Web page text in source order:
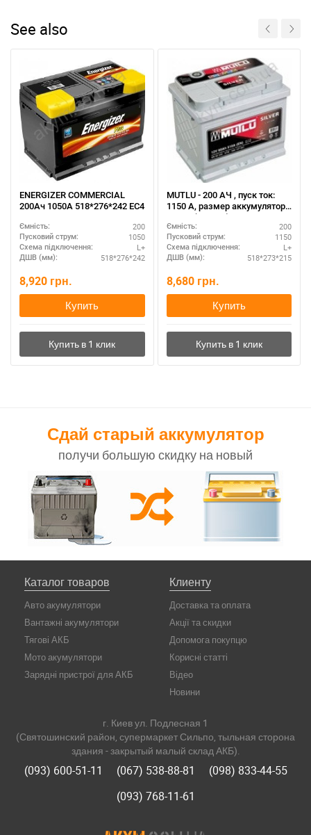
See also
ENERGIZER COMMERCIAL
200Ач 1050А 518*276*242 EC4
Ємність: 200
Пусковий струм: 1050
Схема підключення: L+
ДШВ (мм): 518*276*242
8,920 грн.
Купить
MUTLU - 200 АЧ , пуск ток:
1150 А, размер аккумулятора
Мутлу (Турция): 518 Х 273 Х
215 мм.
Ємність: 200
Пусковий струм: 1150
Схема підключення: L+
ДШВ (мм): 518*273*215
8,680 грн.
Купить
Сдай старый аккумулятор
получи большую скидку на новый
Каталог товаров
Авто акумулятори
Вантажні акумулятори
Тягові АКБ
Мото акумулятори
Зарядні пристрої для АКБ
Клиенту
Доставка та оплата
Акції та скидки
Допомога покупцю
Корисні статті
Відео
Новини
г. Киев ул. Подлесная 1
(Святошинский район, супермаркет Сильпо, тыльная сторона
здания - закрытый малый склад АКБ).
(093) 600-51-11 (067) 538-88-81
(098) 833-44-55
(093) 768-11-61